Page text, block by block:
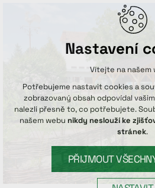
Nastavení
Vítejte na našem
Potřebujeme nastavit cookies a
zobrazovaný obsah odpovídal
nalezli přesně to, co potřebujete.
našem webu nikdy neslouží ke
stránek.
PŘIJMOUT